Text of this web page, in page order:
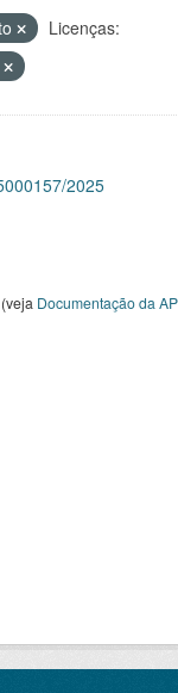
Licenças:
2025
Documentação da